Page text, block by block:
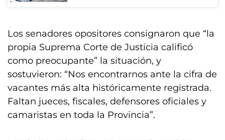
Los senadores opositores consignaron que “la
propia Suprema Corte de Justicia calificó
como preocupante” la situación, y
sostuvieron: “Nos encontrarnos ante la cifra de
vacantes más alta históricamente registrada.
Faltan jueces, fiscales, defensores oficiales y
camaristas en toda la Provincia”.